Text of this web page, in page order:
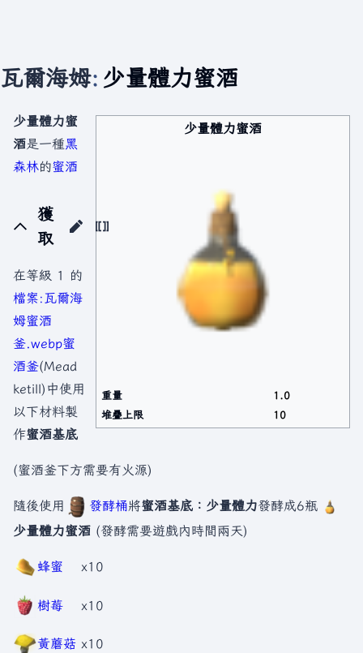
瓦爾海姆: 少量體力蜜酒
少量體力蜜酒
重量
1.0
堆疊上限
10
少量體力蜜
酒是一種黑
森林的蜜酒
獲
取
在等級 1 的
檔案:瓦爾海
姆蜜酒
釜.webp蜜
酒釜(Mead
ketill)中使用
以下材料製
作蜜酒基底
(蜜酒釜下方需要有火源)
隨後使用 發酵桶將蜜酒基底：少量體力發酵成6瓶
少量體力蜜酒 (發酵需要遊戲內時間兩天)
蜂蜜 x10
樹莓 x10
黃蘑菇 x10